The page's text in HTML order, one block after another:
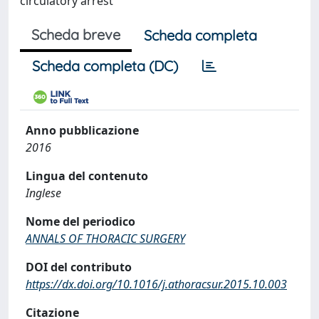
Scheda breve
Scheda completa
Scheda completa (DC)
Anno pubblicazione
2016
Lingua del contenuto
Inglese
Nome del periodico
ANNALS OF THORACIC SURGERY
DOI del contributo
https://dx.doi.org/10.1016/j.athoracsur.2015.10.003
Citazione